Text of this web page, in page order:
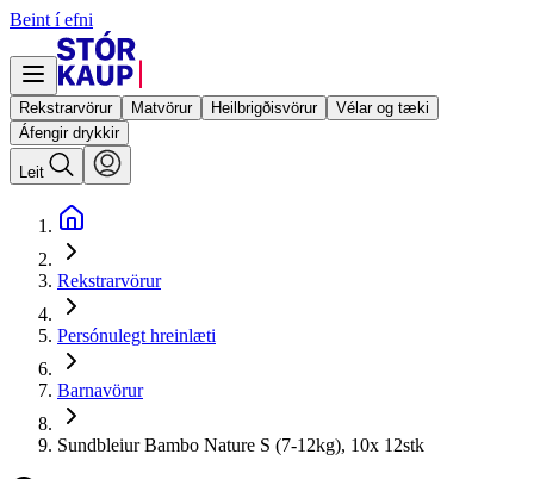
Beint í efni
Rekstrarvörur Matvörur Heilbrigðisvörur
Vélar og tæki
Áfengir drykkir
Leit
Rekstrarvörur
Persónulegt hreinlæti
Barnavörur
Sundbleiur Bambo Nature S (7-12kg), 10x 12stk